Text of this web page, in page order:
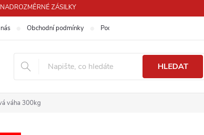
ZÁSILKY
Obchodní podmínky Podmínky ochrany osobních údajů
HLEDAT
váha 300kg